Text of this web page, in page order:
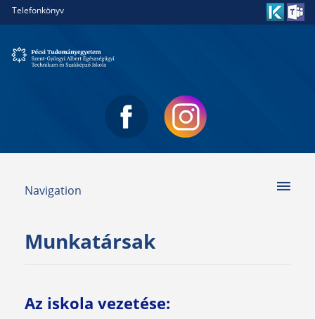
Telefonkönyv
Navigation
Munkatársak
Az iskola vezetése: